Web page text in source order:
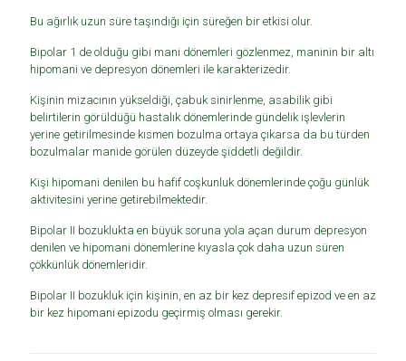
Bu ağırlık uzun süre taşındığı için süreğen bir etkisi olur.
Bipolar 1 de olduğu gibi mani dönemleri gözlenmez, maninin bir altı
hipomani ve depresyon dönemleri ile karakterizedir.
Kişinin mizacının yükseldiği, çabuk sinirlenme, asabilik gibi
belirtilerin görüldüğü hastalık dönemlerinde gündelik işlevlerin
yerine getirilmesinde kısmen bozulma ortaya çıkarsa da bu türden
bozulmalar manide görülen düzeyde şiddetli değildir.
Kişi hipomani denilen bu hafif coşkunluk dönemlerinde çoğu günlük
aktivitesini yerine getirebilmektedir.
Bipolar II bozuklukta en büyük soruna yola açan durum depresyon
denilen ve hipomani dönemlerine kıyasla çok daha uzun süren
çökkünlük dönemleridir.
Bipolar II bozukluk için kişinin, en az bir kez depresif epizod ve en az
bir kez hipomani epizodu geçirmiş olması gerekir.